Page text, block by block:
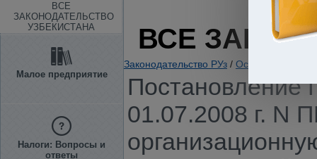
ВСЕ
ЗАКОНОДАТЕЛЬСТВО
УЗБЕКИСТАНА
Малое предприятие
Налоги: Вопросы и
ответы
ВСЕ
Законодательство РУз / Основы
Постановление
01.07.2008 г. N